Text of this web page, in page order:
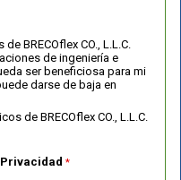
BRECOflex CO., L.L.C.
de ingeniería e
ser beneficiosa para mi
darse de baja en
de BRECOflex CO., L.L.C.